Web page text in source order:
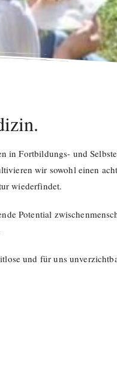
in Fortbildungs- und
wir sowohl einen
wiederfindet.
Potential
und für uns